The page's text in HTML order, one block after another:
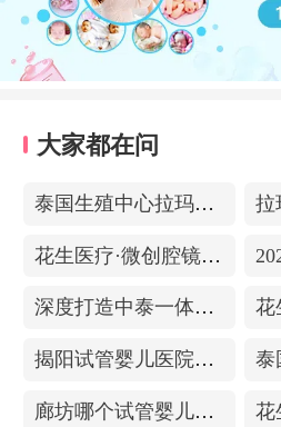
大家都在问
泰国生殖中心拉玛3-更高成功率的保障-治愈系的医院环境
花生医疗·微创腔镜中心
深度打造中泰一体化医疗体系！花生医疗中国专家团赴泰考察交流
揭阳试管婴儿医院排名，附带试管成功率
廊坊哪个试管婴儿医院可以包成功？内附试管费用!